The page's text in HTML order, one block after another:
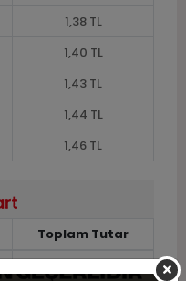
1,38 TL
1,40 TL
1,43 TL
1,44 TL
1,46 TL
Toplam Tutar